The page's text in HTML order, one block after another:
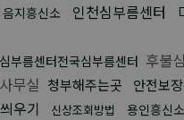
음지흥신소 인천심부름센터
심부름센터전국심부름센터 후불
무실 청부해주는곳 안전보
우기 신상조회방법 용인흥신소